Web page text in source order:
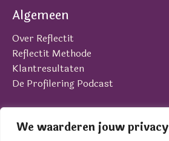
We waarderen jouw privacy
Algemeen
Over Reflectit
Reflectit Methode
Klantresultaten
De Profilering Podcast
Contact